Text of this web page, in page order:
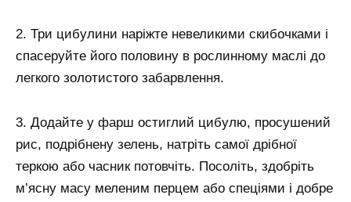
2. Три цибулини наріжте невеликими скибочками і
спасеруйте його половину в рослинному маслі до
легкого золотистого забарвлення.
3. Додайте у фарш остиглий цибулю, просушений
рис, подрібнену зелень, натріть самої дрібної
теркою або часник потовчіть. Посоліть, здобріть
м’ясну масу меленим перцем або спеціями і добре